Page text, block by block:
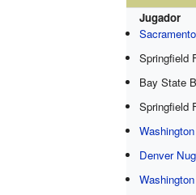
Jugador
Springfield
Bay State
Springfield
Denver